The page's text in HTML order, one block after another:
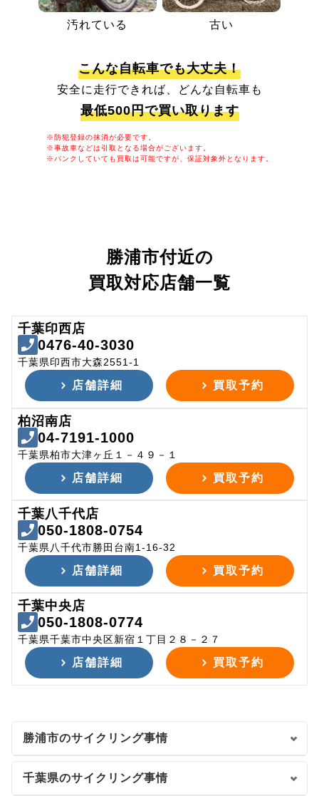
汚れている 古い
こんな自転車でも大丈夫！
安全に走行できれば、どんな自転車も
最低500円で買い取ります
※防犯登録の抹消が必要です。
※事故車などは引取となる場合がございます。
※パンクしていても買取は可能ですが、保証対象外となります。
勝浦市付近の
買取対応店舗一覧
千葉印西店
0476-40-3030
千葉県印西市大森2551-1
店舗詳細 買取予約
柏沼南店
04-7191-1000
千葉県柏市大津ヶ丘１－４９－１
店舗詳細 買取予約
千葉八千代店
050-1808-0754
千葉県八千代市勝田台南1-16-32
店舗詳細 買取予約
千葉中央店
050-1808-0774
千葉県千葉市中央区新宿１丁目２８－２７
店舗詳細 買取予約
勝浦市のサイクリング事情
千葉県のサイクリング事情